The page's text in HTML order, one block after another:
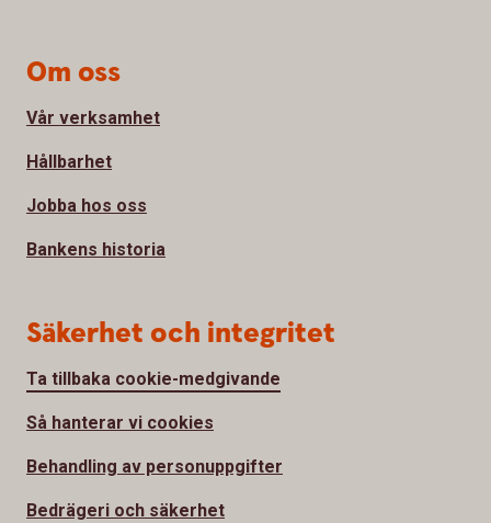
Om oss
Vår verksamhet
Hållbarhet
Jobba hos oss
Bankens historia
Säkerhet och integritet
Ta tillbaka cookie-medgivande
Så hanterar vi cookies
Behandling av personuppgifter
Bedrägeri och säkerhet